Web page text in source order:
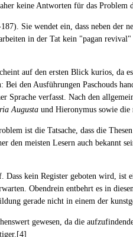
keine Antworten für das Problem
Sie wendet ein, dass neben der
in der Tat kein "pagan
auf den ersten Blick kurios, da
den Ausführungen Paschouds
verfasst. Nach den
Augusta und Hieronymus sowie
ist die Tatsache, dass die
den meisten Lesern auch
kein Register geboten wird, ist
Obendrein entbehrt es in
gerade nicht in einem der
gewesen, da die
4]